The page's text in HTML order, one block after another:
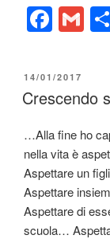
F
a
c
e
b
o
o
k
G
m
PUBBLICATO
IL
14/01/2017
Crescendo
…Alla fine ho
nella vita è
Aspettare un
Aspettare
Aspettare di
scuola…